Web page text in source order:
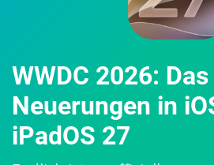
WWDC 2026:
Neuerungen in
iPadOS 27